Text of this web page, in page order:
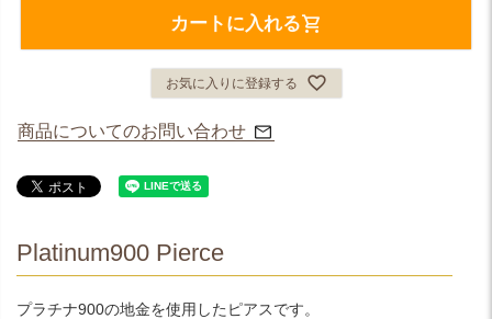
カートに入れる
お気に入りに登録する
商品についてのお問い合わせ
Platinum900 Pierce
プラチナ900の地金を使用したピアスです。